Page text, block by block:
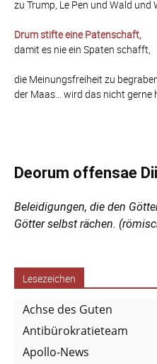
zu Trump, Le Pen und Wald und
Drum stifte eine Patenschaft,
damit es nie ein Spaten schafft,
die Meinungsfreiheit zu
der Maas... wird das nicht gerne
Deorum offensae
Beleidigungen, die den
Götter selbst rächen.
Lesezeichen
Achse des Guten
Antibürokratieteam
Apollo-News